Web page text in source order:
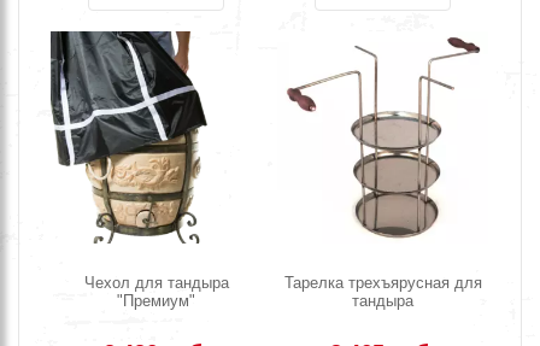
Чехол для тандыра
"Премиум"
Тарелка трехъярусная для
тандыра